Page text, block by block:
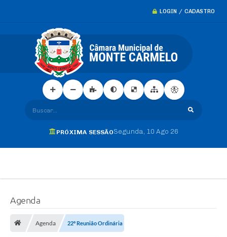
LOGIN / CADASTRO
Buscar...
PRÓXIMA SESSÃOSegunda 10 Ago 26
Agenda
Agenda 22º Reunião Ordinária